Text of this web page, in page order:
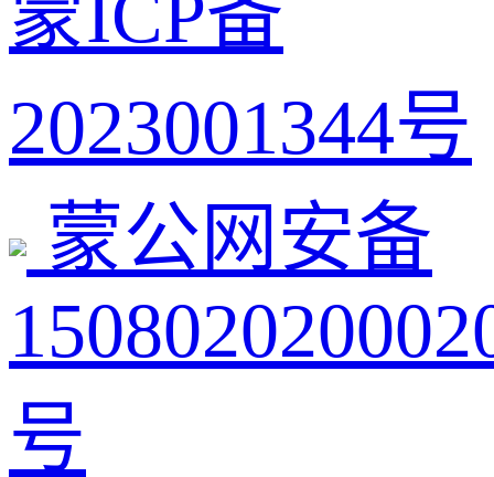
2023001344号
蒙公网安备
号